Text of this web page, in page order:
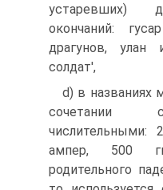
устаревших)
окончаний:
драгунов, улан
солдат',
d) в названиях
сочетании
числительными:
ампер, 500
родительного